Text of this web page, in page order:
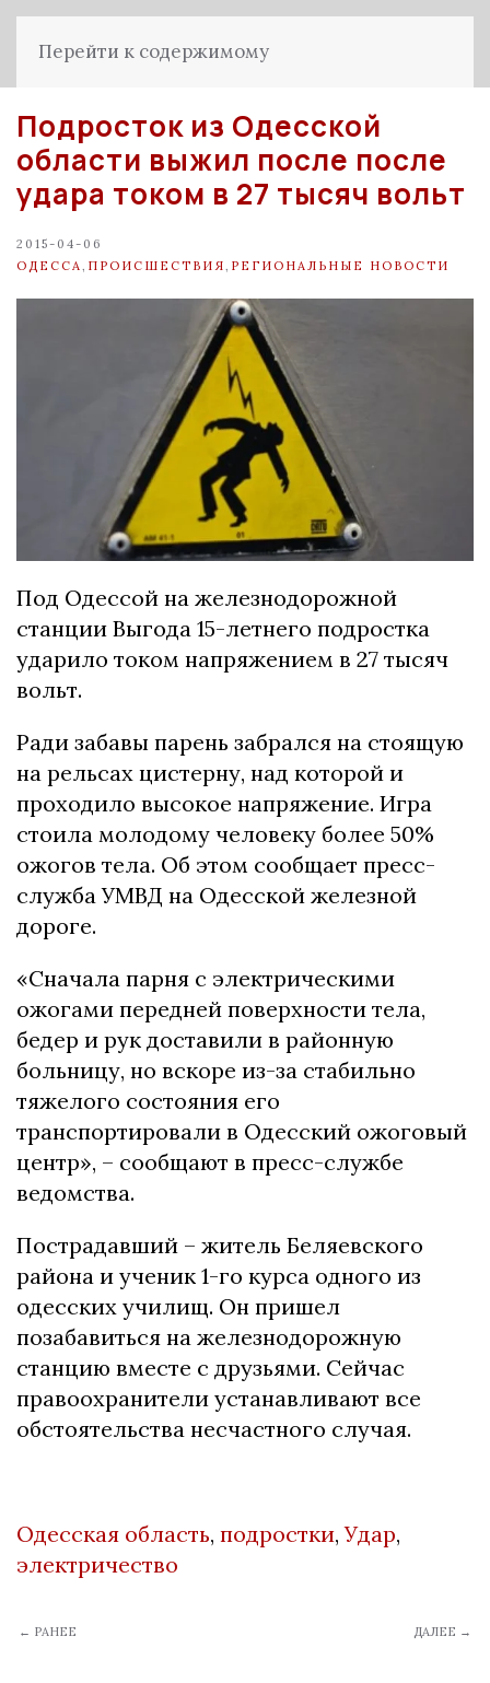
Перейти к содержимому
Подросток из Одесской
области выжил после после
удара током в 27 тысяч вольт
2015-04-06
ОДЕССА
ПРОИСШЕСТВИЯ РЕГИОНАЛЬНЫЕ НОВОСТИ
Под Одессой на железнодорожной
станции Выгода 15-летнего подростка
ударило током напряжением в 27 тысяч
вольт.
Ради забавы парень забрался на стоящую
на рельсах цистерну, над которой и
проходило высокое напряжение. Игра
стоила молодому человеку более 50%
ожогов тела. Об этом сообщает пресс-
служба УМВД на Одесской железной
дороге.
«Сначала парня с электрическими
ожогами передней поверхности тела,
бедер и рук доставили в районную
больницу, но вскоре из-за стабильно
тяжелого состояния его
транспортировали в Одесский ожоговый
центр», – сообщают в пресс-службе
ведомства.
Пострадавший – житель Беляевского
района и ученик 1-го курса одного из
одесских училищ. Он пришел
позабавиться на железнодорожную
станцию вместе с друзьями. Сейчас
правоохранители устанавливают все
обстоятельства несчастного случая.
Одесская область, подростки,Удар,
электричество
← РАНЕЕ ДАЛЕЕ →